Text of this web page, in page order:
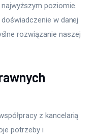
poziomie.
w danej
rozwiązanie naszej
z kancelarią
potrzeby i